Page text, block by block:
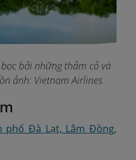
bởi những thảm cỏ và
ảnh: Vietnam Airlines
phố Đà Lạt, Lâm Đồng,